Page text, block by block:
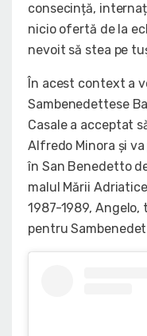
consecință,
nicio ofertă de la
nevoit să stea pe
În acest context a
Sambenedettese
Casale a acceptat
Alfredo Minora și
în San Benedetto
malul Mării
1987-1989,
pentru